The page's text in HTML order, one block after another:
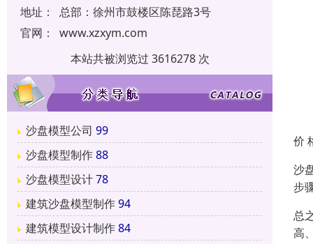
地址：
总部：徐州市鼓楼区陈琵路3号
官网：
www.xzxym.com
本站共被浏览过 3616278 次
沙盘模型公司 99
沙盘模型制作88
沙盘模型设计78
建筑沙盘模型制作94
建筑模型设计制作84
价
沙
步
总
高